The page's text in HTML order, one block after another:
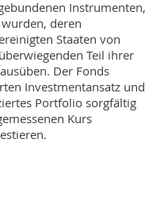
Instrumenten,
deren
Staaten von
Teil ihrer
Der Fonds
Investmentansatz und
Portfolio sorgfältig
Kurs